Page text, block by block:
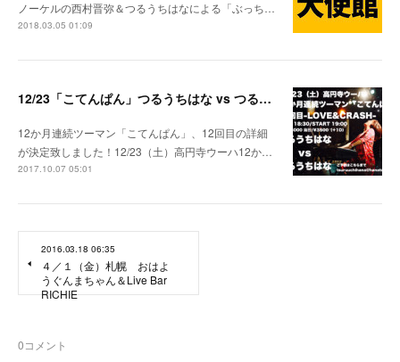
ノーケルの西村晋弥＆つるうちはなによる「ぶっち…
2018.03.05 01:09
12/23「こてんぱん」つるうちはな vs つるうちはな 決定！
12か月連続ツーマン「こてんぱん」、12回目の詳細
が決定致しました！12/23（土）高円寺ウーハ12か…
2017.10.07 05:01
2016.03.18 06:35
４／１（金）札幌 おはよ
うぐんまちゃん＆Live Bar
RICHIE
0コメント